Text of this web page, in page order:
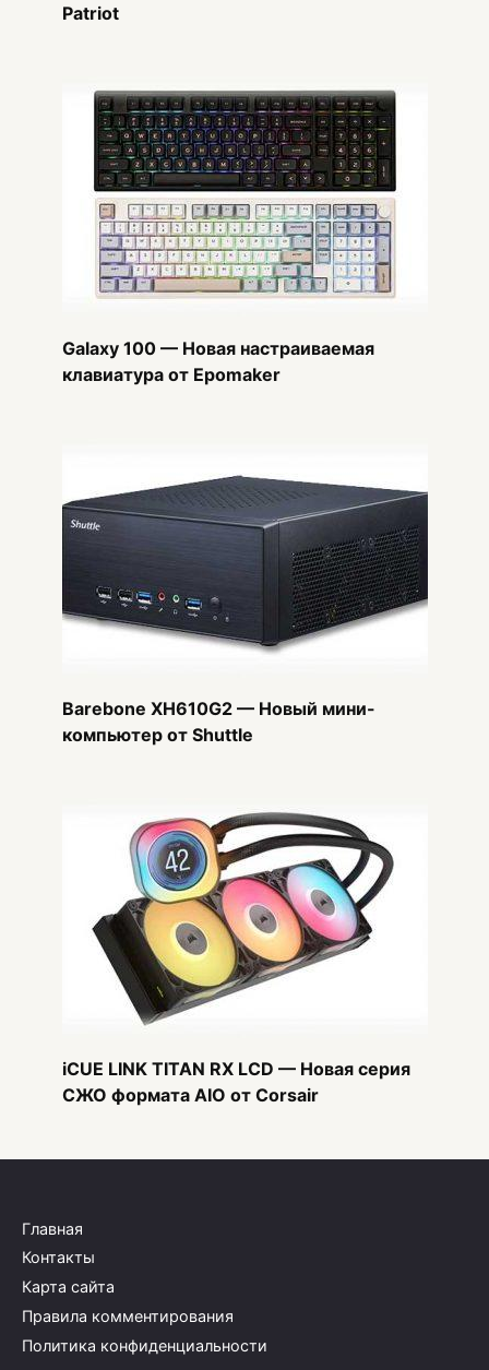
Patriot
Galaxy 100 — Новая настраиваемая
клавиатура от Epomaker
Barebone XH610G2 — Новый мини-
компьютер от Shuttle
iCUE LINK TITAN RX LCD — Новая серия
СЖО формата AIO от Corsair
Главная
Контакты
Карта сайта
Правила комментирования
Политика конфиденциальности